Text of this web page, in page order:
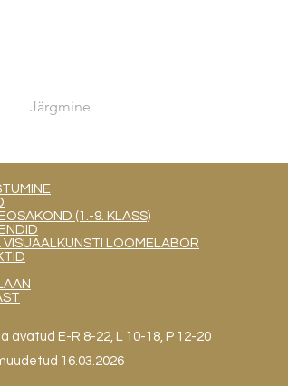
Järgmine
(1.-9. KLASS)
VISUAALKUNSTI LOOMELABOR
avatud E-R 8-22, L 10-18, P 12-20
16.03.2026